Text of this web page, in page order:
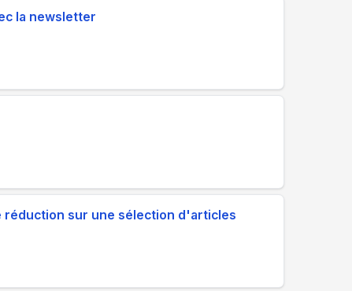
la newsletter
réduction sur une sélection d'articles